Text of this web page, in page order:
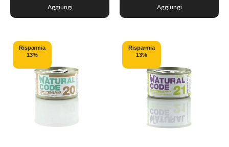
Aggiungi Aggiungi
Risparmia
13%
Risparmia
13%